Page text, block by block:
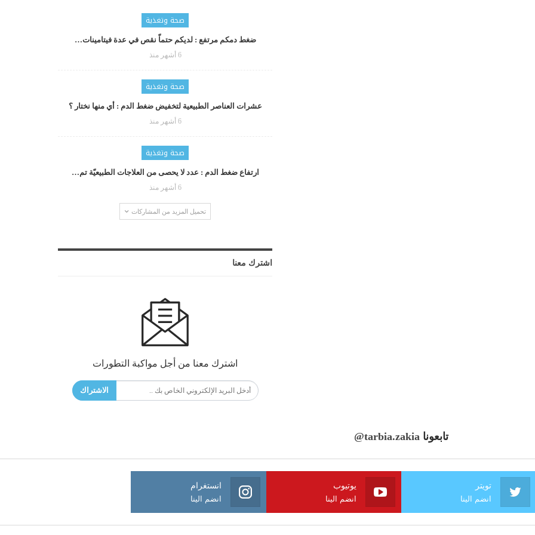
صحة وتغذية
ضغط دمكم مرتفع : لديكم حتماّ نقص في عدة فيتامينات…
6 أشهر منذ
صحة وتغذية
عشرات العناصر الطبيعية لتخفيض ضغط الدم : أي منها نختار ؟
6 أشهر منذ
صحة وتغذية
ارتفاع ضغط الدم : عدد لا يحصى من العلاجات الطبيعيّة تم…
6 أشهر منذ
تحميل المزيد من المشاركات
اشترك معنا
اشترك معنا من أجل مواكبة التطورات
الاشتراك
تابعونا @tarbia.zakia
تويتر
انضم الينا
يوتيوب
انضم الينا
انستغرام
انضم الينا